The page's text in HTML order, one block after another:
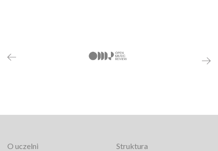
O uczelni Struktura